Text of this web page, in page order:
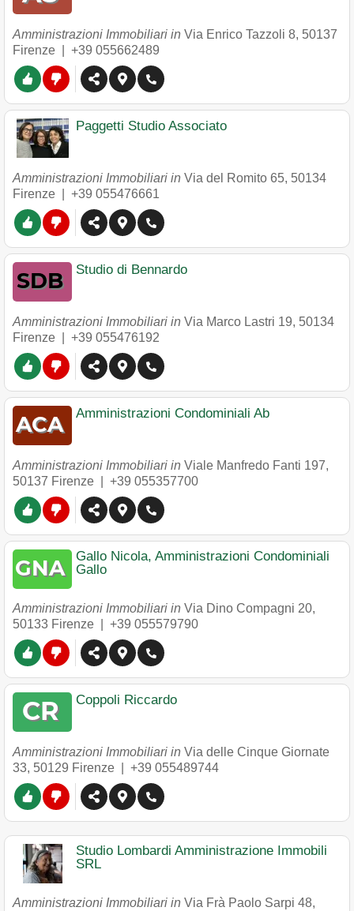
Amministrazioni Immobiliari in Via Enrico Tazzoli 8, 50137
Firenze
+39 055662489
Paggetti Studio Associato
Amministrazioni Immobiliari in Via del Romito 65, 50134
Firenze
+39 055476661
Studio di Bennardo
Amministrazioni Immobiliari in Via Marco Lastri 19, 50134
Firenze
+39 055476192
Amministrazioni Condominiali Ab
Amministrazioni Immobiliari in Viale Manfredo Fanti 197,
50137 Firenze +39 055357700
Gallo Nicola, Amministrazioni Condominiali
Gallo
Amministrazioni Immobiliari in Via Dino Compagni 20,
50133 Firenze +39 055579790
Coppoli Riccardo
Amministrazioni Immobiliari in Via delle Cinque Giornate
33, 50129 Firenze +39 055489744
Studio Lombardi Amministrazione Immobili
SRL
Amministrazioni Immobiliari in Via Frà Paolo Sarpi 48,